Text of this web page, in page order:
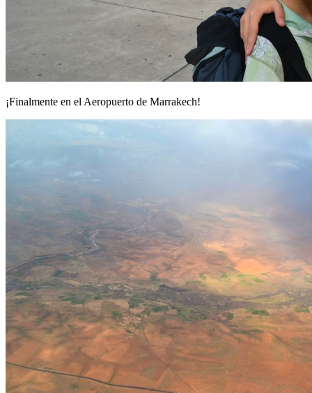
¡Finalmente en el Aeropuerto de Marrakech!